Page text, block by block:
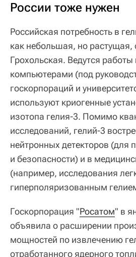
России тоже нужен
Российская потребность в
как небольшая, но растущая,
Грохольская. Ведутся
компьютерами (под
госкорпораций и
используют криогенные
изотопа гелия-3. Помимо
исследований, гелий-3
нейтронных детекторов (для
и безопасности) и в
(например, исследования
гиперполяризованным
Госкорпорация "Росатом" в
объявила о расширении
мощностей по извлечению
отработанного ядерного